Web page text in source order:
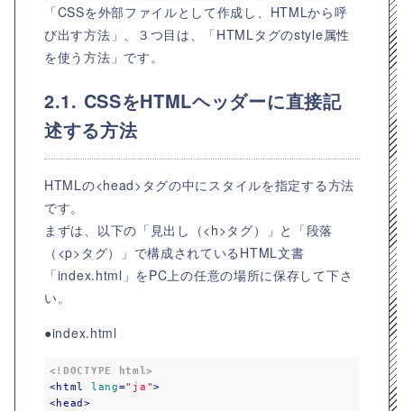
「CSSを外部ファイルとして作成し、HTMLから呼
び出す方法」、３つ目は、「HTMLタグのstyle属性
を使う方法」です。
2.1. CSSをHTMLヘッダーに直接記
述する方法
HTMLの<head>タグの中にスタイルを指定する方法
です。
まずは、以下の「見出し（<h>タグ）」と「段落
（<p>タグ）」で構成されているHTML文書
「index.html」をPC上の任意の場所に保存して下さ
い。
●index.html
<!DOCTYPE html>
<html lang="ja">
<head>